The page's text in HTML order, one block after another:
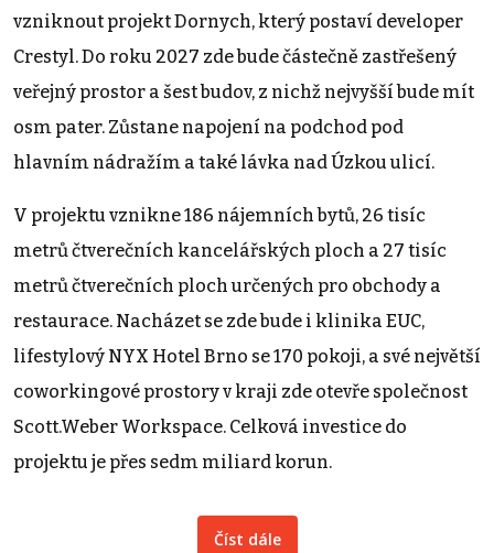
vzniknout projekt Dornych, který postaví developer
Crestyl. Do roku 2027 zde bude částečně zastřešený
veřejný prostor a šest budov, z nichž nejvyšší bude mít
osm pater. Zůstane napojení na podchod pod
hlavním nádražím a také lávka nad Úzkou ulicí.
V projektu vznikne 186 nájemních bytů, 26 tisíc
metrů čtverečních kancelářských ploch a 27 tisíc
metrů čtverečních ploch určených pro obchody a
restaurace. Nacházet se zde bude i klinika EUC,
lifestylový NYX Hotel Brno se 170 pokoji, a své největší
coworkingové prostory v kraji zde otevře společnost
Scott.Weber Workspace. Celková investice do
projektu je přes sedm miliard korun.
Číst dále